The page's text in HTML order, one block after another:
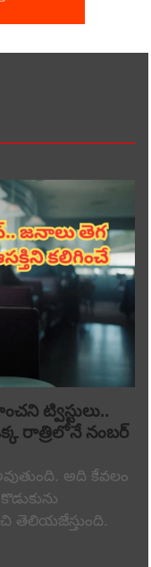
ట్విస్టులు..
రాత్రిలోనే నంబర్
అది కేవలం
తెలియజేస్తుంది.